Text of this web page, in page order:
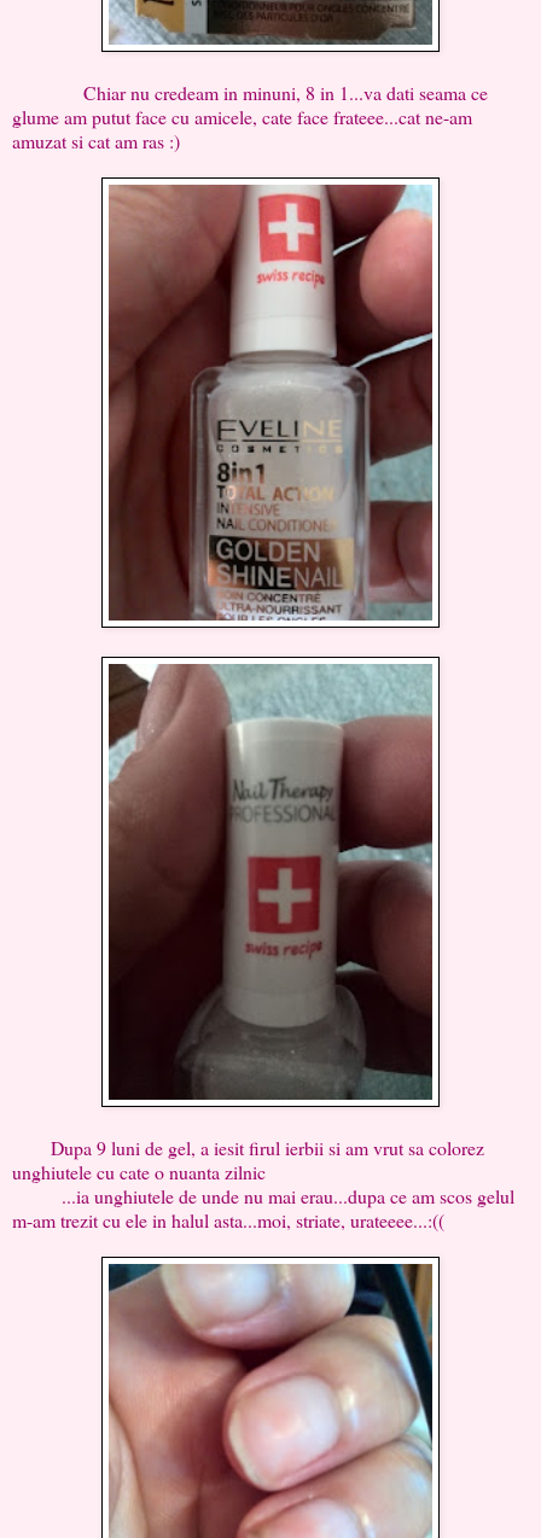
Chiar nu credeam in minuni, 8 in 1...va dati seama ce
glume am putut face cu amicele, cate face frateee...cat ne-am
amuzat si cat am ras :)
Dupa 9 luni de gel, a iesit firul ierbii si am vrut sa colorez
unghiutele cu cate o nuanta zilnic
...ia unghiutele de unde nu mai erau...dupa ce am scos gelul
m-am trezit cu ele in halul asta...moi, striate, urateeee...:((